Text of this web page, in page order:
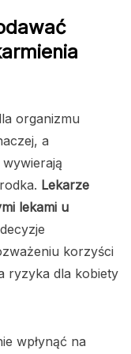
organizmu
a
Lekarze
lekami u
korzyści
ryzyka dla kobiety
wpłynąć na